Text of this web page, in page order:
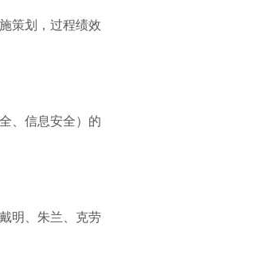
策划，过程绩效
、信息安全）的
明、朱兰、克劳